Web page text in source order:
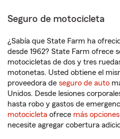
Seguro de motocicleta
¿Sabía que State Farm ha
desde 1962? State Farm ofrece
motocicletas de dos y tres
motonetas. Usted obtiene el
proveedora de seguro de auto
Unidos. Desde lesiones
hasta robo y gastos de
motocicleta ofrece más
necesite agregar cobertura